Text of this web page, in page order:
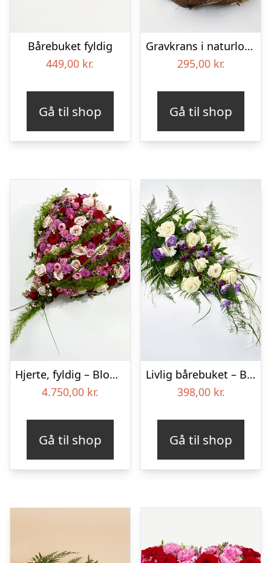
Bårebuket fyldig
449,00 kr.
Gå til shop
Gravkrans i naturlook – Blomster til begravelse
295,00 kr.
Gå til shop
Hjerte, fyldig – Blomster til begravelse
4.750,00 kr.
Gå til shop
Livlig bårebuket – Blomster til begravelse
398,00 kr.
Gå til shop